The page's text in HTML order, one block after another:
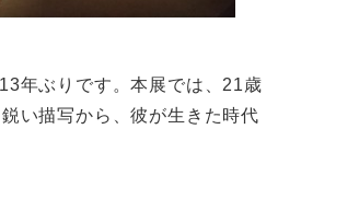
年ぶりです。本展では、21歳
い描写から、彼が生きた時代